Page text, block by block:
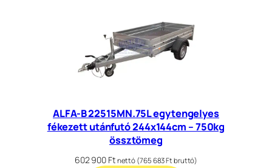
ALFA-B 22515MN.75L egytengelyes
fékezett utánfutó 244x144cm – 750kg
össztömeg
602 900 Ft nettó (765 683Ft bruttó)